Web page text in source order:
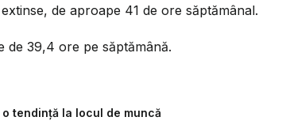
de aproape 41 de ore săptămânal.
de 39,4 ore pe săptămână.
tendință la locul de muncă